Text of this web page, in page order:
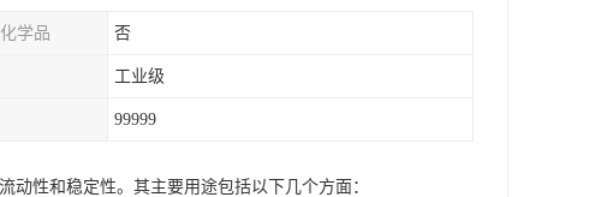
学品 否
工业级
99999
性和稳定性。其主要用途包括以下几个方面：